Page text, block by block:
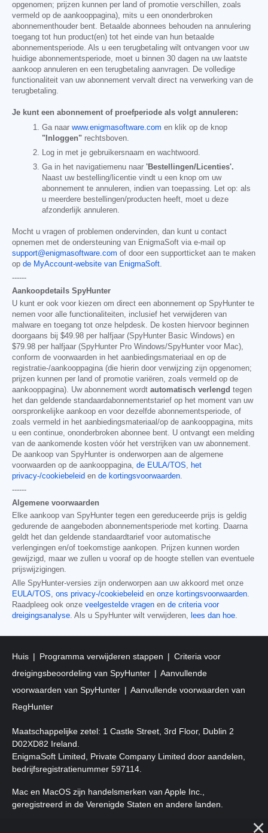
opgenomen; prijzen kunnen per land of promotie verschillen, zoals
vermeld op de aankooppagina), mits u een ononderbroken
abonnementhouder bent. Betaalde abonnees behouden na annulering
toegang tot hun product(en) tot het einde van hun betaalde
abonnementsperiode. Als u een terugbetaling wilt ontvangen voor uw
huidige abonnementsperiode, moet u binnen 30 dagen na uw laatste
aankoop annuleren en een terugbetaling aanvragen. De volledige
functionaliteit van uw abonnement vervalt direct na verwerking van de
terugbetaling.
Je kunt een abonnement of proefperiode als volgt annuleren:
Ga naar www.enigmasoftware.com en klik op de knop
"Inloggen" rechtsboven.
Log in met je gebruikersnaam en wachtwoord.
Ga in het navigatiemenu naar 'Bestellingen/Licenties'.
Naast uw bestelling/licentie vindt u een knop om uw
abonnement te annuleren, indien van toepassing. Let op: als
u meerdere bestellingen/producten heeft, moet u deze
afzonderlijk annuleren.
Mocht u vragen of problemen ondervinden, dan kunt u contact
opnemen met de ondersteuning van EnigmaSoft via e-mail op
support@enigmasoftware.com of door een supportticket aan te maken
op de MyAccount-website van EnigmaSoft.
------
Aankoopdetails SpyHunter
U kunt er ook voor kiezen om direct een abonnement op SpyHunter te
nemen voor alle functionaliteiten, inclusief het verwijderen van
malware en toegang tot onze helpdesk. De kosten hiervoor beginnen
doorgaans bij $49.98 per halfjaar (SpyHunter Basic Windows) en
$79.98 per halfjaar (SpyHunter Pro Windows/SpyHunter voor Mac),
conform de voorwaarden in het aanbiedingsmateriaal en op de
registratie-/aankooppagina (die hierin door verwijzing zijn opgenomen;
prijzen kunnen per land of promotie variëren, zoals vermeld op de
aankooppagina). Uw abonnement wordt automatisch verlengd tegen
het dan geldende standaardabonnementstarief op het moment van uw
oorspronkelijke aankoop en voor dezelfde abonnementsperiode, of
zoals vermeld in het aanbiedingsmateriaal/op de aankooppagina, mits
u een continue, ononderbroken abonnee bent. U ontvangt een melding
van de aankomende kosten vóór het verstrijken van uw abonnement.
De aankoop van SpyHunter is onderworpen aan de algemene
voorwaarden op de aankooppagina, de EULA/TOS, het
privacy-/cookiebeleid en de kortingsvoorwaarden.
------
Algemene voorwaarden
Elke aankoop van SpyHunter tegen een gereduceerde prijs is geldig
gedurende de aangeboden abonnementsperiode met korting. Daarna
geldt het dan geldende standaardtarief voor automatische
verlengingen en/of toekomstige aankopen. Prijzen kunnen worden
gewijzigd, maar we zullen u vooraf op de hoogte stellen van eventuele
prijswijzigingen.
Alle SpyHunter-versies zijn onderworpen aan uw akkoord met onze
EULA/TOS, ons privacy-/cookiebeleid en onze kortingsvoorwaarden.
Raadpleeg ook onze veelgestelde vragen en de criteria voor
dreigingsanalyse. Als u SpyHunter wilt verwijderen, lees dan hoe.
Huis Programma verwijderen stappen
Criteria voor
dreigingsbeoordeling van SpyHunter
Aanvullende
voorwaarden van SpyHunter
Aanvullende voorwaarden van
RegHunter
Maatschappelijke zetel: 1 Castle Street, 3rd Floor, Dublin 2
D02XD82 Ireland.
EnigmaSoft Limited, Private Company Limited door aandelen,
bedrijfsregistratienummer 597114.
Mac en MacOS zijn handelsmerken van Apple Inc.,
geregistreerd in de Verenigde Staten en andere landen.